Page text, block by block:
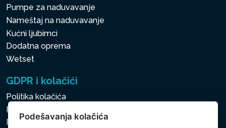
Pumpe za naduvavanje
Nameštaj na naduvavanje
Kućni ljubimci
Dodatna oprema
Wetset
GDPR i kolačići
Politika kolačića
Politika zaštite ličnih i drugih obrađivanih podataka
Podešavanja kolačića
Podešavanja kolačića